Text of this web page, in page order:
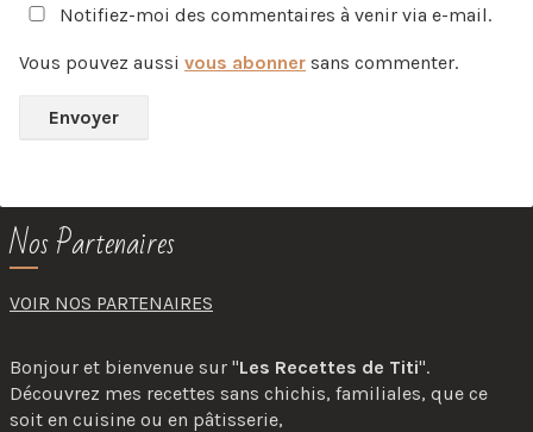
Notifiez-moi des commentaires à venir via e-mail.
Vous pouvez aussi vous abonner sans commenter.
Nos Partenaires
VOIR NOS PARTENAIRES
Bonjour et bienvenue sur "Les Recettes de Titi".
Découvrez mes recettes sans chichis, familiales, que ce
soit en cuisine ou en pâtisserie,